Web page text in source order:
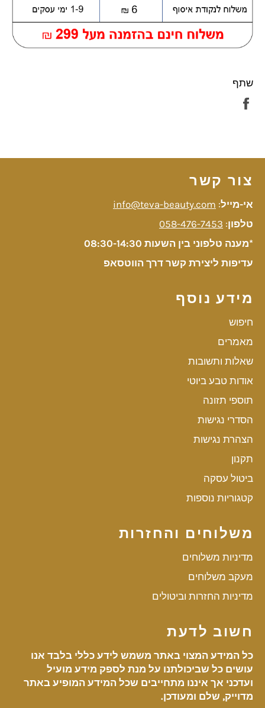
שתף
צור קשר
אי-מייל:
info@teva-beauty.com
טלפון:
058-476-7453
*מענה טלפוני בין השעות 08:30-14:30
עדיפות ליצירת קשר דרך הווטסאפ
מידע נוסף
חיפוש
מאמרים
שאלות ותשובות
אודות טבע ביוטי
תוספי תזונה
הסדרי נגישות
הצהרת נגישות
תקנון
ביטול עסקה
קטגוריות נוספות
משלוחים והחזרות
מדיניות משלוחים
מעקב משלוחים
מדיניות החזרות וביטולים
חשוב לדעת
כל המידע המצוי באתר משמש לידע כללי בלבד אנו
עושים כל שביכולתנו על מנת לספק מידע מועיל
ועדכני אך איננו מתחייבים שכל המידע המופיע באתר
מדוייק, שלם ומעודכן.